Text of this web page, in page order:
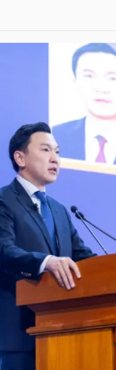
бага сургууль”-ийн
эхэлнэ
бага сургууль”-ийн үйл
“Ерөнхий боловсролын…